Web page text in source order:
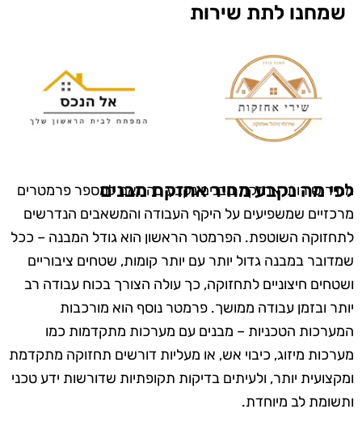
שמחנו לתת שירות
לפי מה נקבע מחיר אחזקת מבנים
מחיר שירותי אחזקת מבנים נקבע בהתאם למספר פרמטרים
מרכזיים שמשפיעים על היקף העבודה והמשאבים הנדרשים
לתחזוקה השוטפת. הפרמטר הראשון הוא גודל המבנה – ככל
שמדובר במבנה גדול יותר עם יותר קומות, שטחים ציבוריים
ושטחים חיצוניים לתחזוקה, כך עולה הצורך בכוח עבודה רב
יותר ובזמן עבודה ממושך. פרמטר נוסף הוא מורכבות
המערכות הטכניות – מבנים עם מערכות מתקדמות כמו
מערכות מיזוג, כיבוי אש, או מעליות דורשים תחזוקה מתקדמת
ומקצועית יותר, ולעיתים בדיקות תקופתיות שדורשות ידע טכני
ותשומת לב מיוחדת.